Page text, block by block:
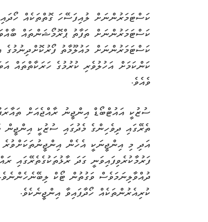
ކަސްޓަމަރުންނަށް ލުއިފަސޭހަ ގޮތްތަކެއް
ކަސްޓަމަރުންނަށް ތަފާތު ޕްރޮމޯޝަންތައް
ކަސްޓަމަރުންނަށް މައުލޫމާތު ފޯރުކޮށްދިނުމުގެ
ކަންކަމަށް އަހުލުވެރި ކުރުމުގެ ހަރަކާތްތައް
ވެއެވެ.
ތެރޭގައި ދިވެހިންގެ މެދުގައި ސުޒުކީ އިންޖީން
އަދި މި އިންޖީނަކީ އެހެން
ފަރުމާކުރެވިފައިވަނީ ގަދަ ރާޅުތަކުގެތެރޭގައި
ދުއްވާލިނަމަވެސް ވަގުތުން ޓޯކް
ކުރިއެރުންތަކެއް ހޯދާފައިވާ އިންޖީނެކެވެ.